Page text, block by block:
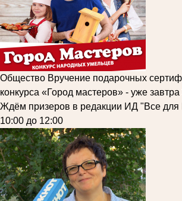
Общество Вручение подарочных
конкурса «Город мастеров» - уже завтра
Ждём призеров в редакции ИД "Все для
10:00 до 12:00